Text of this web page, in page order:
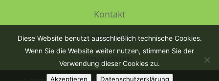
Kontakt
Datenschutz
Impressum
Diese Website benutzt ausschließlich technische Cookies.
Wenn Sie die Website weiter nutzen, stimmen Sie der
Verwendung dieser Cookies zu.
Akzeptieren Datenschutzerklärung